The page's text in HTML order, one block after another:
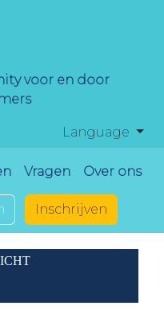
Language
Vragen Over ons
Inschrijven